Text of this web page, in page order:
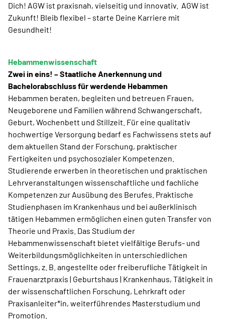
Dich! AGW ist praxisnah, vielseitig und innovativ. AGW ist
Zu­kunft! Bleib flexibel – starte Deine Karriere mit
Gesundheit!
Hebammenwissenschaft
Zwei in eins! – Staatliche Anerkennung und
Bachelorabschluss für werdende Hebammen
Hebammen beraten, begleiten und betreuen Frauen,
Neugeborene und Familien während Schwangerschaft,
Geburt, Wochenbett und Stillzeit. Für eine qualitativ
hochwertige Versorgung bedarf es Fachwissens stets auf
dem aktuellen Stand der Forschung, praktischer
Fertigkeiten und psychosozialer Kompetenzen.
Studierende erwerben in theoretischen und praktischen
Lehrveranstaltungen wissenschaftliche und fachliche
Kompetenzen zur Ausübung des Berufes. Praktische
Studienphasen im Krankenhaus und bei außerklinisch
tätigen Hebammen ermöglichen einen guten Transfer von
Theorie und Praxis. Das Studium der
Hebammenwissenschaft bietet vielfältige Berufs- und
Weiterbildungsmöglichkeiten in unterschiedlichen
Settings, z. B. angestellte oder freiberufliche Tätigkeit in
Frauenarztpraxis | Geburtshaus | Krankenhaus, Tätigkeit in
der wissenschaftlichen Forschung, Lehrkraft oder
Praxisanleiter*in, weiterführendes Masterstudium und
Promotion.